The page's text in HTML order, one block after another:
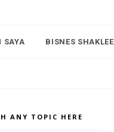
SAYA BISNES SHAKLEE
ANY TOPIC HERE